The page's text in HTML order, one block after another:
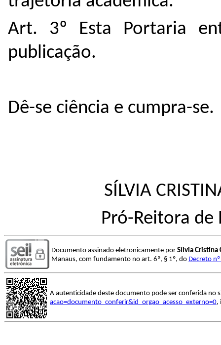
Art. 3º Esta Portaria
publicação.
Dê-se ciência e cumpra-se.
SÍLVIA
Pró-Reitora de
Documento assinado eletronicamente por Sílvia Cristina
Manaus, com fundamento no art. 6º, § 1º, do Decreto
A autenticidade deste documento pode ser conferida no
acao=documento_conferir&id_orgao_acesso_externo=0,